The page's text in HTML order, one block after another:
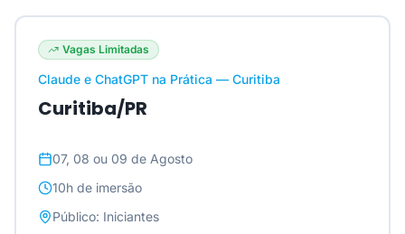
Vagas Limitadas
Claude e ChatGPT na Prática — Curitiba
Curitiba/PR
07, 08 ou 09 de Agosto
10h de imersão
Público: Iniciantes